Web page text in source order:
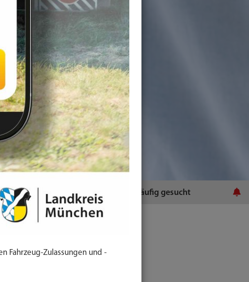
Landratsamt Häufig gesucht
Fahrzeug-Zulassungen und -